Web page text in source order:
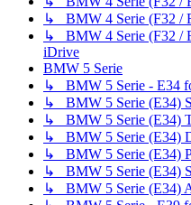
↳ BMW 4 Serie (F32 /
↳ BMW 4 Serie (F32 /
iDrive
BMW 5 Serie
↳ BMW 5 Serie - E34
↳ BMW 5 Serie (E34)
↳ BMW 5 Serie (E34)
↳ BMW 5 Serie (E34)
↳ BMW 5 Serie (E34)
↳ BMW 5 Serie (E34)
↳ BMW 5 Serie (E34)